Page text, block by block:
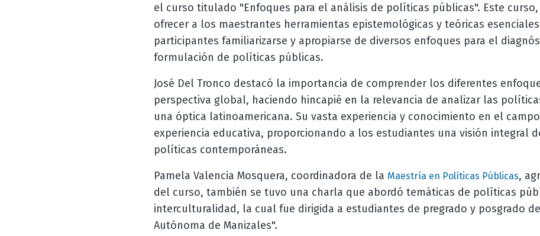
el curso titulado "Enfoques para el análisis de políticas públicas". Este
ofrecer a los maestrantes herramientas epistemológicas y teóricas
participantes familiarizarse y apropiarse de diversos enfoques para el
formulación de políticas públicas.
José Del Tronco destacó la importancia de comprender los diferentes
perspectiva global, haciendo hincapié en la relevancia de analizar las
una óptica latinoamericana. Su vasta experiencia y conocimiento en el
experiencia educativa, proporcionando a los estudiantes una visión integral
políticas contemporáneas.
Pamela Valencia Mosquera, coordinadora de la Maestría en Políticas Públicas,
del curso, también se tuvo una charla que abordó temáticas de políticas
interculturalidad, la cual fue dirigida a estudiantes de pregrado y posgrado
Autónoma de Manizales".